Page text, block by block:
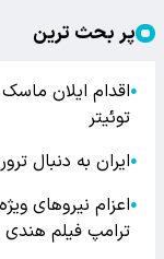
پر بحث ترین
●اقدام ایلان
توئیتر
●ایران به دنبال
●اعزام نیروهای
ترامپ فیلم هندی